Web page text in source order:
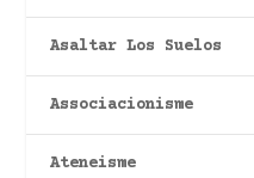
Asaltar Los Suelos
Associacionisme
Ateneisme